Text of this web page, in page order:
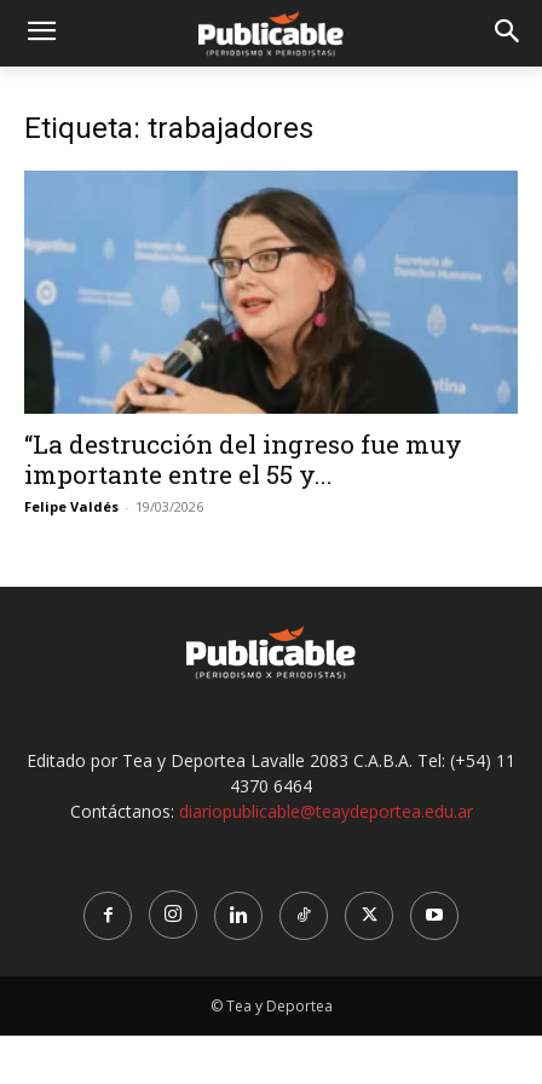
Etiqueta: trabajadores
“La destrucción del ingreso fue muy
importante entre el 55 y...
Felipe Valdés - 19/03/2026
Editado por Tea y Deportea Lavalle 2083 C.A.B.A. Tel: (+54) 11
4370 6464
Contáctanos: diariopublicable@teaydeportea.edu.ar
© Tea y Deportea